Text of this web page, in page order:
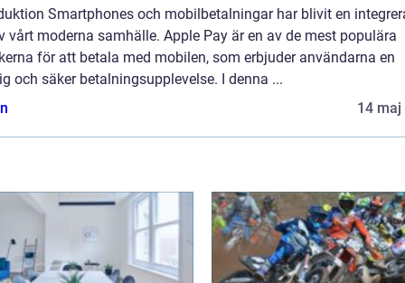
Smartphones och mobilbetalningar har blivit en
vårt moderna samhälle. Apple Pay är en av de mest populära
för att betala med mobilen, som erbjuder användarna en
och säker betalningsupplevelse. I denna ...
14 maj